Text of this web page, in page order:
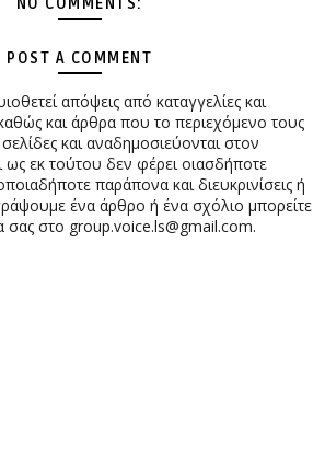
NO COMMENTS:
POST A COMMENT
απόψεις από καταγγελίες και
και άρθρα που το περιεχόμενο τους
και αναδημοσιεύονται στον
ως εκ τούτου δεν φέρει οιασδήποτε
παράπονα και διευκρινίσεις ή
ένα άρθρο ή ένα σχόλιο μπορείτε
σας στο group.voice.ls@gmail.com.